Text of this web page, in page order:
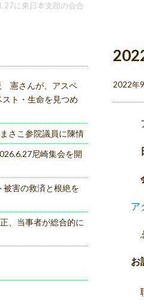
に東日本支部の会合
2022年
ア
お
憲さんが、アスベ
ト・生命を見つめ
さこ参院議員に陳情
尼崎集会を開
被害の救済と根絶を
、当事者が総合的に